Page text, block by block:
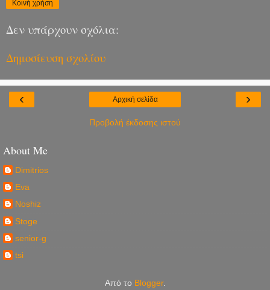
Κοινή χρήση
Δεν υπάρχουν σχόλια:
Δημοσίευση σχολίου
‹ ›
Αρχική σελίδα
Προβολή έκδοσης ιστού
About Me
Dimitrios
Eva
Noshiz
Stoge
senior-g
tsi
Από το Blogger.